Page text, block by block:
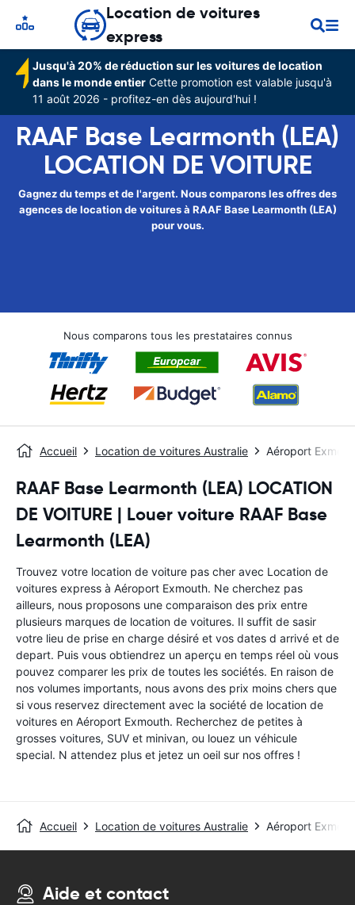
Location de voitures
express
Jusqu'à 20% de réduction sur les voitures de location
dans le monde entier Cette promotion est valable jusqu'à
11 août 2026 - profitez-en dès aujourd'hui !
RAAF Base Learmonth (LEA)
LOCATION DE VOITURE
Gagnez du temps et de l'argent. Nous comparons les offres des
agences de location de voitures à RAAF Base Learmonth (LEA)
pour vous.
Nous comparons tous les prestataires connus
Accueil Location de voitures Australie Aéroport
RAAF Base Learmonth (LEA) LOCATION
DE VOITURE | Louer voiture RAAF Base
Learmonth (LEA)
Trouvez votre location de voiture pas cher avec Location de
voitures express à Aéroport Exmouth. Ne cherchez pas
ailleurs, nous proposons une comparaison des prix entre
plusieurs marques de location de voitures. Il suffit de sasir
votre lieu de prise en charge désiré et vos dates d arrivé et de
depart. Puis vous obtiendrez un aperçu en temps réel où vous
pouvez comparer les prix de toutes les sociétés. En raison de
nos volumes importants, nous avons des prix moins chers que
si vous reservez directement avec la société de location de
voitures en Aéroport Exmouth. Recherchez de petites à
grosses voitures, SUV et minivan, ou louez un véhicule
special. N attendez plus et jetez un oeil sur nos offres !
Accueil Location de voitures Australie Aéroport
Aide et contact